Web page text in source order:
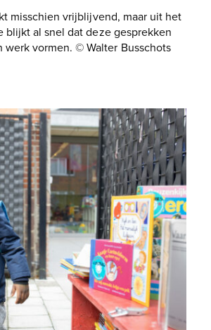
misschien vrijblijvend, maar uit het
blijkt al snel dat deze gesprekken
werk vormen. © Walter Busschots